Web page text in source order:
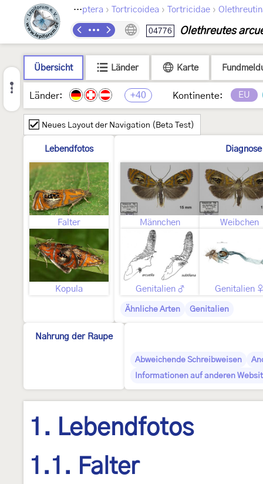
Lepidoptera › Tortricoidea › Tortricidae ›
04776 Olethreutes
Übersicht Länder Karte
Länder: +40 Kontinente: EU
Neues Layout der Navigation (Beta Test)
Lebendfotos
Falter
Kopula
Diagnose
Männchen Weibchen
Genitalien ♂ Genitalien ♀
Ähnliche Arten Genitalien
Nahrung der Raupe
Abweichende Schreibweisen
Informationen auf anderen
1. Lebendfotos
1.1. Falter